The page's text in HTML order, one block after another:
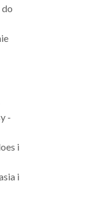
do
-
i
i